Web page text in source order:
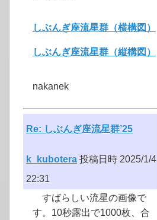
しぶんぎ座流星群（横構図）
しぶんぎ座流星群（縦構図）
nakanek
Re: しぶんぎ座流星群’25
k_kubotera 投稿日時 2025/1/4
22:31
すばらしい流星の画像で
す。10秒露出で1000枚、合